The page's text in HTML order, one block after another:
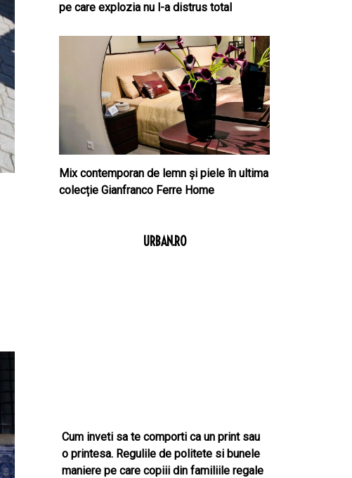
pe care explozia nu l-a distrus total
Mix contemporan de lemn şi piele în ultima
colecție Gianfranco Ferre Home
URBAN.RO
Cum inveti sa te comporti ca un print sau
o printesa. Regulile de politete si bunele
maniere pe care copiii din familiile regale